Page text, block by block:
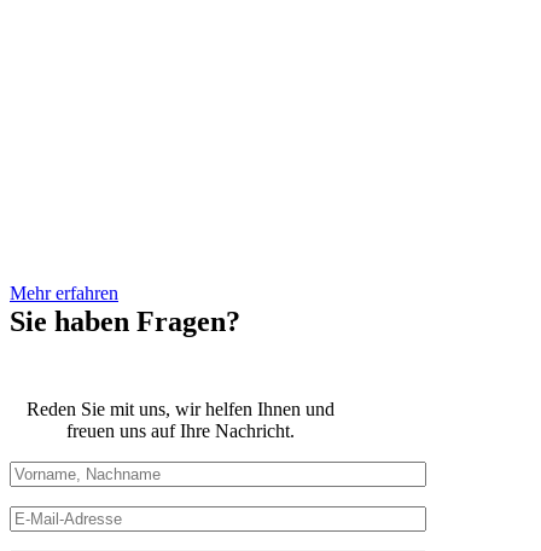
Mehr erfahren
Sie haben Fragen?
Reden Sie mit uns, wir helfen Ihnen und
freuen uns auf Ihre Nachricht.